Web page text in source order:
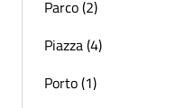
Parco (2)
Piazza (4)
Porto (1)